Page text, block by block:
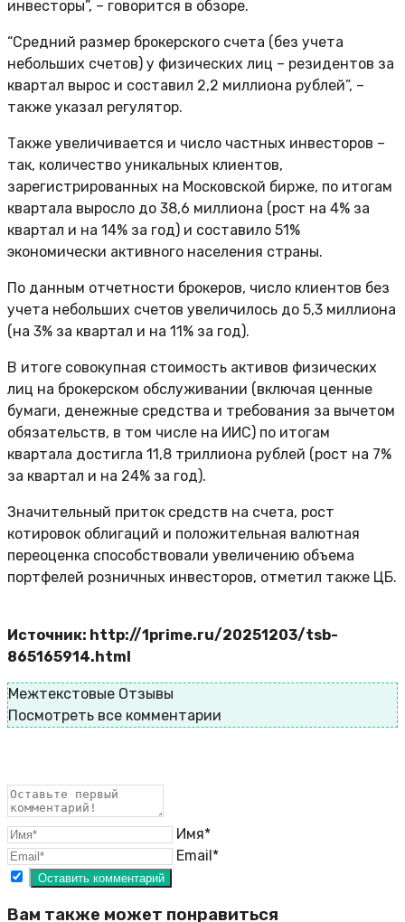
инвесторы”, – говорится в обзоре.
“Средний размер брокерского счета (без учета
небольших счетов) у физических лиц – резидентов за
квартал вырос и составил 2,2 миллиона рублей”, –
также указал регулятор.
Также увеличивается и число частных инвесторов –
так, количество уникальных клиентов,
зарегистрированных на Московской бирже, по итогам
квартала выросло до 38,6 миллиона (рост на 4% за
квартал и на 14% за год) и составило 51%
экономически активного населения страны.
По данным отчетности брокеров, число клиентов без
учета небольших счетов увеличилось до 5,3 миллиона
(на 3% за квартал и на 11% за год).
В итоге совокупная стоимость активов физических
лиц на брокерском обслуживании (включая ценные
бумаги, денежные средства и требования за вычетом
обязательств, в том числе на ИИС) по итогам
квартала достигла 11,8 триллиона рублей (рост на 7%
за квартал и на 24% за год).
Значительный приток средств на счета, рост
котировок облигаций и положительная валютная
переоценка способствовали увеличению объема
портфелей розничных инвесторов, отметил также ЦБ.
Источник: http://1prime.ru/20251203/tsb-
865165914.html
Межтекстовые Отзывы
Посмотреть все комментарии
Имя*
Email*
Вам также может понравиться